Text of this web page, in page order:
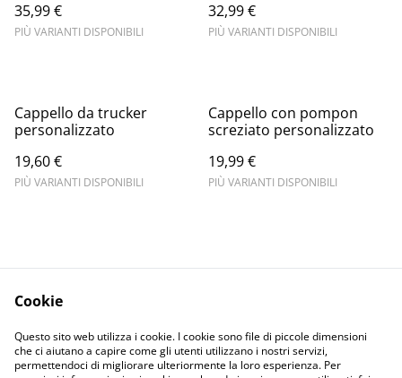
35,99 €
PIÙ VARIANTI DISPONIBILI
32,99 €
PIÙ VARIANTI DISPONIBILI
Cappello da trucker
personalizzato
19,60 €
PIÙ VARIANTI DISPONIBILI
Cappello con pompon
screziato personalizzato
19,99 €
PIÙ VARIANTI DISPONIBILI
Informativa sulla
privacy
Terms and
conditions
Cookie
Questo sito web utilizza i cookie. I cookie sono file di piccole dimensioni
che ci aiutano a capire come gli utenti utilizzano i nostri servizi,
permettendoci di migliorare ulteriormente la loro esperienza. Per